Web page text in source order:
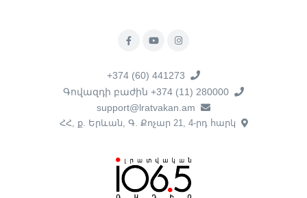
+374 (60) 441273
Գովազդի բաժին +374 (11) 280000
support@lratvakan.am
ՀՀ, ք. Երևան, Գ. Քոչար 21, 4-րդ հարկ